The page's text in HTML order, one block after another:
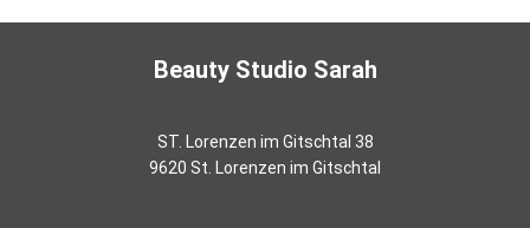
Beauty Studio Sarah
ST. Lorenzen im Gitschtal 38
9620 St. Lorenzen im Gitschtal